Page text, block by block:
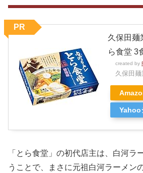
久保田麺
ら食堂 3
created by
久保田麺
Yahoo
PR
「とら食堂」の初代店主は、白河ラ
うことで、まさに元祖白河ラーメン